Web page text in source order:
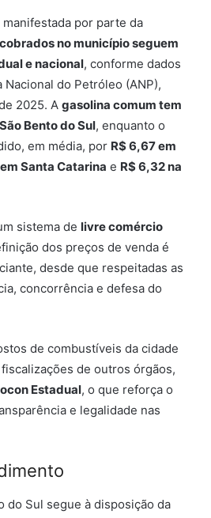
por parte da
no município seguem
e nacional, conforme dados
Nacional do Petróleo (ANP),
2025. Agasolina comum tem
Bento do Sul, enquanto o
em média, por R$ 6,67 em
Santa Catarina e R$ 6,32 na
sistema de livre comércio
dos preços de venda é
desde que respeitadas as
concorrência e defesa do
de combustíveis da cidade
de outros órgãos,
Estadual, o que reforça o
e legalidade nas
do Sul segue à disposição da